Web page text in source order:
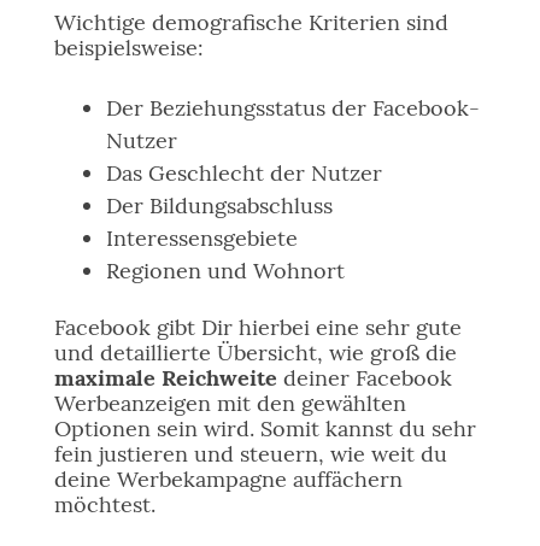
Wichtige demografische Kriterien sind
beispielsweise:
Der Beziehungsstatus der Facebook-
Nutzer
Das Geschlecht der Nutzer
Der Bildungsabschluss
Interessensgebiete
Regionen und Wohnort
Facebook gibt Dir hierbei eine sehr gute
und detaillierte Übersicht, wie groß die
maximale Reichweite deiner Facebook
Werbeanzeigen mit den gewählten
Optionen sein wird. Somit kannst du sehr
fein justieren und steuern, wie weit du
deine Werbekampagne auffächern
möchtest.